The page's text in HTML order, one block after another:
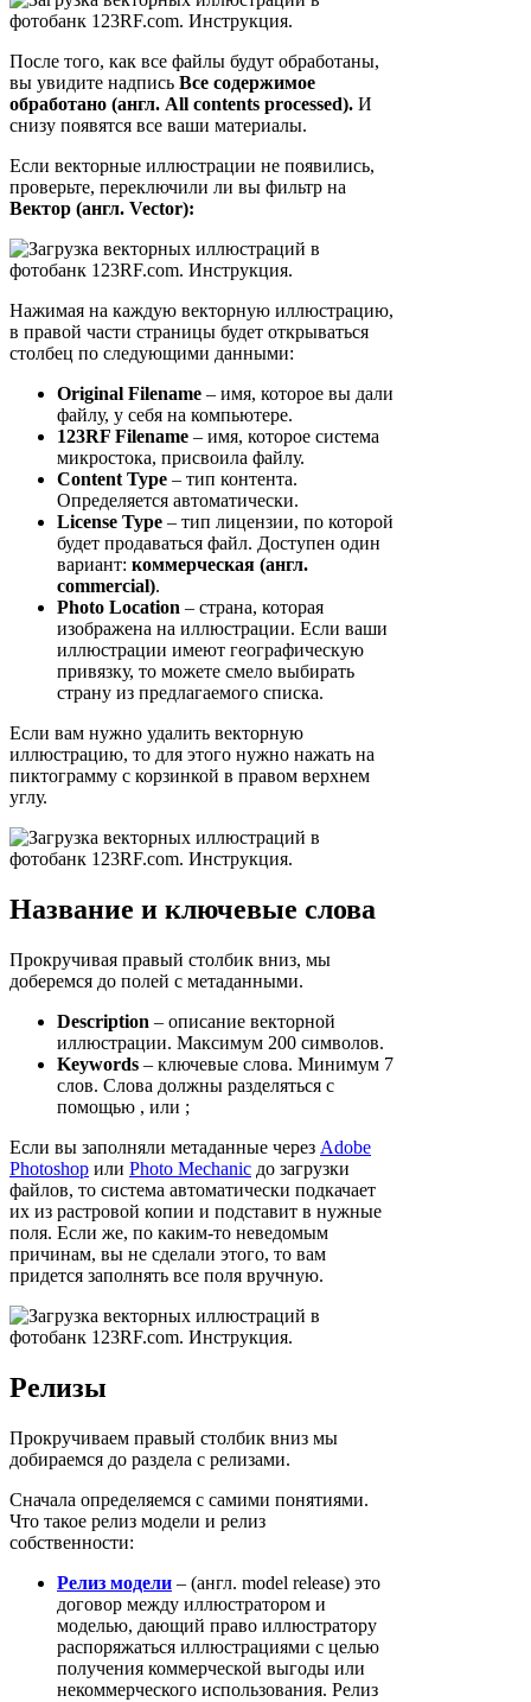
После того, как все файлы будут обработаны,
вы увидите надпись Все содержимое
обработано (англ. All contents processed). И
снизу появятся все ваши материалы.
Если векторные иллюстрации не появились,
проверьте, переключили ли вы фильтр на
Вектор (англ. Vector):
Нажимая на каждую векторную иллюстрацию,
в правой части страницы будет открываться
столбец по следующими данными:
Original Filename – имя, которое вы дали
файлу, у себя на компьютере.
123RF Filename – имя, которое система
микростока, присвоила файлу.
Content Type – тип контента.
Определяется автоматически.
License Type – тип лицензии, по которой
будет продаваться файл. Доступен один
вариант: коммерческая (англ.
commercial).
Photo Location – страна, которая
изображена на иллюстрации. Если ваши
иллюстрации имеют географическую
привязку, то можете смело выбирать
страну из предлагаемого списка.
Если вам нужно удалить векторную
иллюстрацию, то для этого нужно нажать на
пиктограмму с корзинкой в правом верхнем
углу.
Название и ключевые слова
Прокручивая правый столбик вниз, мы
доберемся до полей с метаданными.
Description – описание векторной
иллюстрации. Максимум 200 символов.
Keywords – ключевые слова. Минимум 7
слов. Слова должны разделяться с
помощью , или ;
Если вы заполняли метаданные через Adobe
Photoshop или Photo Mechanic до загрузки
файлов, то система автоматически подкачает
их из растровой копии и подставит в нужные
поля. Если же, по каким-то неведомым
причинам, вы не сделали этого, то вам
придется заполнять все поля вручную.
Релизы
Прокручиваем правый столбик вниз мы
добираемся до раздела с релизами.
Сначала определяемся с самими понятиями.
Что такое релиз модели и релиз
собственности:
Релиз модели – (англ. model release) это
договор между иллюстратором и
моделью, дающий право иллюстратору
распоряжаться иллюстрациями с целью
получения коммерческой выгоды или
некоммерческого использования. Релиз